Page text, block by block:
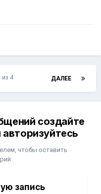
ДАЛЕЕ
из 4
создайте
чтобы оставить
запись